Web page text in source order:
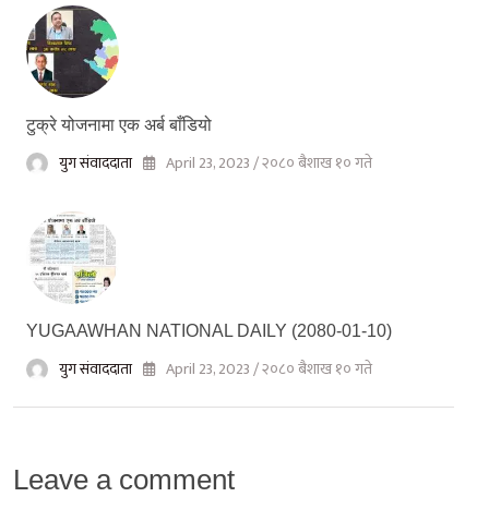
टुक्रे योजनामा एक अर्ब बाँडियो
युग संवाददाता April 23, 2023 / २०८० बैशाख १० गते
YUGAAWHAN NATIONAL DAILY (2080-01-10)
युग संवाददाता April 23, 2023 / २०८० बैशाख १० गते
Leave a comment